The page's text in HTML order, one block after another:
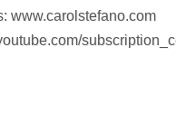
www.carolstefano.com